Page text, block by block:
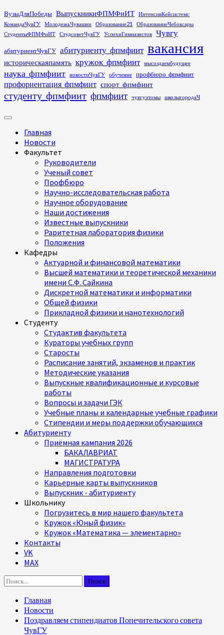
Перейти
к
содержимому
ВузыДляПобеды ВыпускникиФПМФиИТ
ИнтенсивКейсистемс
КомандаЧувГУ
МолодежьЧувашии Образование21
ОбразованиеЧебоксары
СтудентыФПМФиИТ
СтудсоветЧувГУ УспехиГимназистов Чувгу
абитуриентЧувГУ абитуриенту_фпмфиит вакансия
историческаяпамять кружок_фпмфиит мысоздаембудущее
наука_фпмфиит новостиЧувГУ обучение профбюро_фпмфиит
профориентация_фпмфиит спорт_фпмфиит
студенту_фпмфиит фпмфиит чувгуэтомы школыгородаЧ
Основное
Главная
Новости
Факультет
Руководители
Ученый совет
Профбюро
Научно-исследовательская работа
Научное оборудование
Наши достижения
Известные выпускники
Раритетная лаборатория физики
Положения
Кафедры
Актуарной и финансовой математики
Высшей математики и теоретической механики
имени С.Ф. Сайкина
Дискретной математики и информатики
Общей физики
Прикладной физики и нанотехнологий
Студенту
Студактив факультета
Кураторы учебных групп
Старосты
Расписание занятий, экзаменов и практик
Методические указания
Выпускные квалификационные и курсовые
работы
Вопросы и задачи ГЭК
Учебные планы и календарные учебные графики
Стипендии и меры поддержки обучающихся
Абитуриенту
Приёмная кампания 2026
БАКАЛАВРИАТ
МАГИСТРАТУРА
Направления подготовки
Карьерные карты выпускников
Выпускник - абитуриенту
Школьнику
Погрузитесь в мир нашего факультета
Кружок «Юный физик»
Кружок «Математика — элементарно»
Контакты
VK
MAX
Найти:
Главная
Новости
Поздравляем стипендиатов Попечительского совета
ЧувГУ